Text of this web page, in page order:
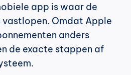
app is waar de
vastlopen. Omdat Apple
anders
de exacte stappen af